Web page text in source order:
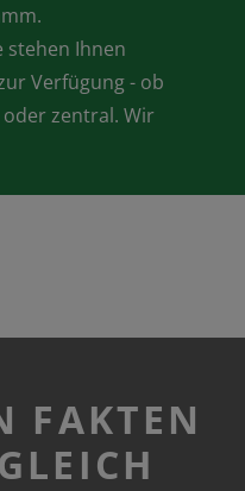
stehen Ihnen
Verfügung - ob
zentral. Wir
FAKTEN